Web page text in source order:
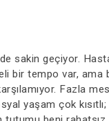
sakin geçiyor.
bir tempo var, ama
Fazla
yaşam çok kısıtlı;